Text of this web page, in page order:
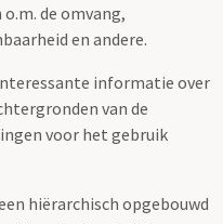
de omvang,
en andere.
informatie over
van de
voor het gebruik
hiërarchisch opgebouwd